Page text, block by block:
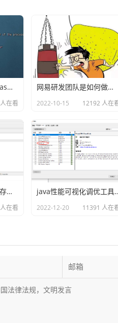
如何使用阿里的Arthas快速定位正在线上运行的程序问题
在看
网易研发团队是如何做故障演练的？
2022-10-15 12192 人在
使用MAT分析java内存溢出的原因
在看
java性能可视化调
2022-12-20 11391 人在